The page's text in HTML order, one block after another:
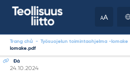
AA
Trang chủ - Työsuojelun toimintaohjelma -lomake
lomake.pdf
Đá
Kirjoitettu
24.10.2024